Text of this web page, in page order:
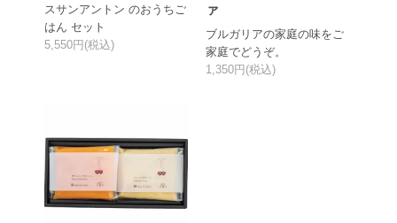
スサンアントン のおうちご
はん セット
5,550円(税込)
ァ
ブルガリアの家庭の味をご
家庭でどうぞ。
1,350円(税込)